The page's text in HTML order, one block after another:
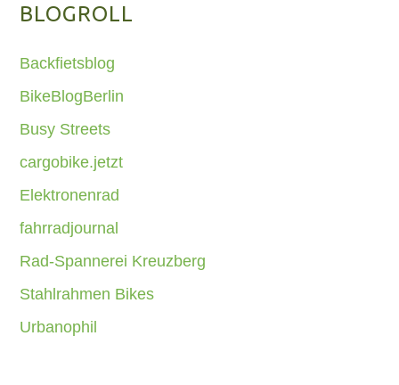
BLOGROLL
Backfietsblog
BikeBlogBerlin
Busy Streets
cargobike.jetzt
Elektronenrad
fahrradjournal
Rad-Spannerei Kreuzberg
Stahlrahmen Bikes
Urbanophil